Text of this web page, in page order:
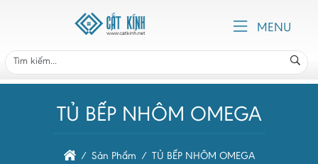
MENU
TỦ BẾP NHÔM OMEGA
Sản Phẩm TỦ BẾP NHÔM OMEGA